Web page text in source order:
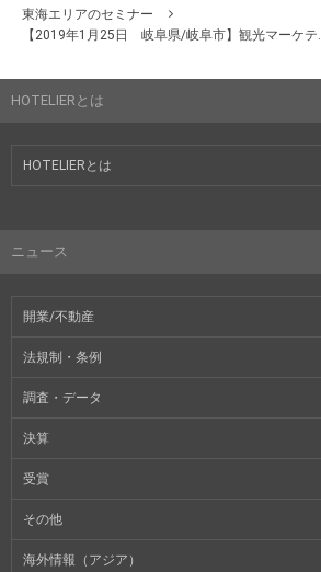
東海エリアのセミナー
【2019年1月25日 岐阜県/岐阜市】観光マーケテ...
HOTELIERとは
HOTELIERとは
ニュース
開業/不動産
法規制・条例
調査・データ
決算
受賞
その他
海外情報（アジア）